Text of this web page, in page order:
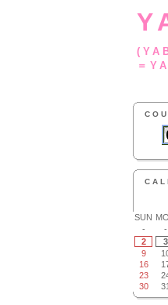
＝
SUN
-
-
2
3
9
16
23
30
31